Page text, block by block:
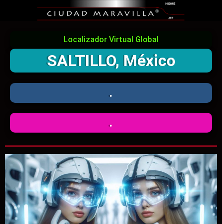
Localizador Virtual Global
SALTILLO, México
.
.